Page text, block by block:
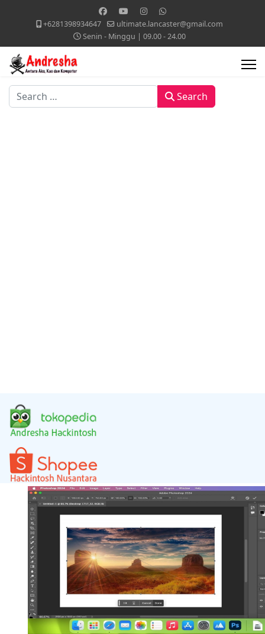
+6281398934647
ultimate.lancaster@gmail.com
Senin - Minggu | 09.00 - 24.00
Search Search